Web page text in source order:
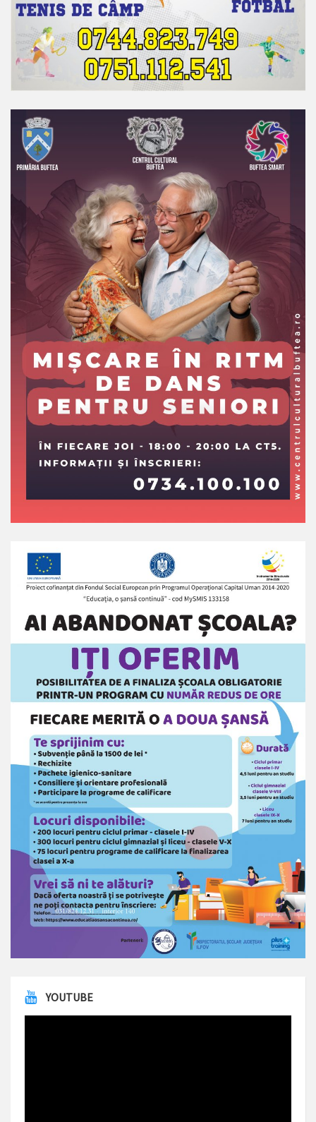
YOUTUBE